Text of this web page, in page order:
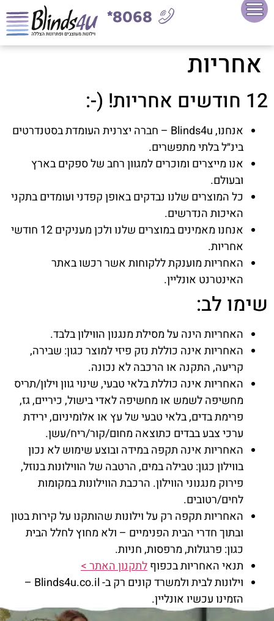
8068*
אחריות
12 חודשים אחריות! (-:
אנחנו, Blinds4u – חברה יצרנית העומדת בסטנדרטים
בינ״ל בלתי מתפשרים.
אנו מייצרים ומוכרים למגוון רחב של ספקים בארץ
ובעולם.
כל המוצרים שלנו נבדקים באופן קפדני ועומדים בתקני
האיכות הנדרשים.
אנחנו מאמינים במוצרים שלנו ולכן מעניקים 12 חודשי
אחריות.
האחריות מוענקת ללקוחות אשר רכשו באתר
האינטרנט אונליין.
שימו לב:
האחריות הינה על מסילת מנגנון הווילון בלבד.
האחריות אינה כוללת נזק פיזי למוצר כגון: שבירה,
קריעה, התקנה או הרכבה לא נכונה.
האחריות אינה כוללת בלאי טבעי, שינוי גוון וילון/תריס
מחשיפה לשמש או מחשיפה לאדי בישול, כיריים, גז,
פרימת בדים, בלאי טבעי של עץ או אלומיניום, ירידת
ערכי צבע בבדים כתוצאה מחום/קור/ריח/עשן.
האחריות אינה תקפה במידה ובוצע שימוש לא נכון
בווילון כגון: טבילה במים, הרטבה של הווילונות בנוזל,
פירוק מנגנוני הווילון. הרכבת הווילונות במקומות
לחים/רטובים.
האחריות תקפה רק על וילונות שהותקנו על קירות בטון
ובתוך חדרי הבית הפנימיים – ולא מחוץ לחלל הבית
כגון: פרגולות, מרפסות, חניות.
תנאי האחריות בכפוףלתקנון האתר >
וילונות לבית ולמשרד קונים רק ב- Blinds4u.co.il –
הזמינו עכשיו אונליין.